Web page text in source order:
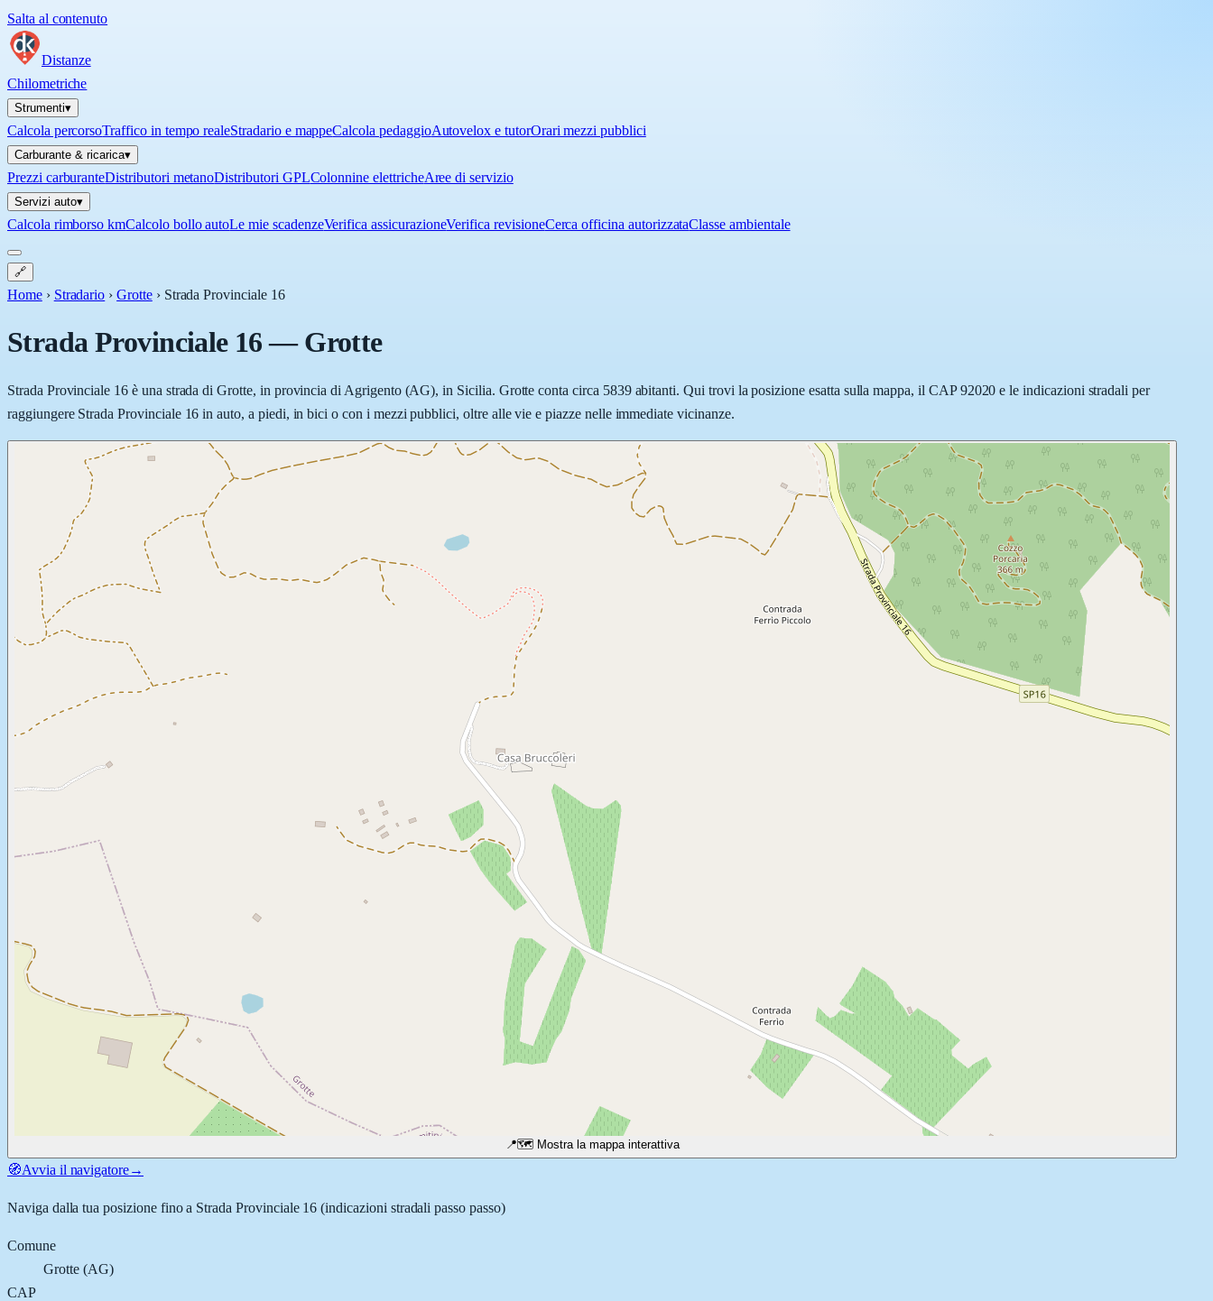
Salta al contenuto
Distanze
Chilometriche
Strumenti▾
Calcola percorsoTraffico in tempo realeStradario e mappeCalcola pedaggioAutovelox e tutorOrari mezzi pubblici
Carburante & ricarica▾
Prezzi carburanteDistributori metanoDistributori GPLColonnine elettricheAree di servizio
Servizi auto▾
Calcola rimborso kmCalcolo bollo autoLe mie scadenzeVerifica assicurazioneVerifica revisioneCerca officina autorizzataClasse ambientale
🔗
Home › Stradario › Grotte › Strada Provinciale 16
Strada Provinciale 16—Grotte
Strada Provinciale 16 è una strada di Grotte, in provincia di Agrigento (AG), in Sicilia. Grotte conta circa 5839 abitanti. Qui trovi la posizione esatta sulla mappa, il CAP 92020 e le indicazioni stradali per
raggiungere Strada Provinciale 16 in auto, a piedi, in bici o con i mezzi pubblici, oltre alle vie e piazze nelle immediate vicinanze.
📍🗺️ Mostra la mappa interattiva
🧭Avvia il navigatore→
Naviga dalla tua posizione fino a Strada Provinciale 16 (indicazioni stradali passo passo)
Comune
Grotte(AG)
CAP